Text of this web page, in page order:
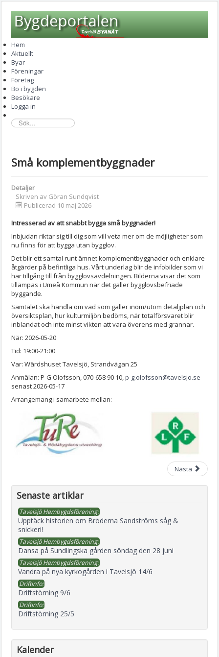
Hem
Aktuellt
Byar
Föreningar
Företag
Bo i bygden
Besökare
Logga in
sök...
Små komplementbyggnader
Detaljer
Skriven av Göran Sundqvist
Publicerad 10 maj 2026
Intresserad av att snabbt bygga små byggnader!
Inbjudan riktar sig till dig som vill veta mer om de möjligheter som
nu finns för att bygga utan bygglov.
Det blir ett samtal runt ämnet komplementbyggnader och enklare
åtgärder på befintliga hus. Vårt underlag blir de infobilder som vi
har tillgång till från bygglovsavdelningen. Bilderna visar det som
tillämpas i Umeå Kommun när det gäller bygglovsbefriade
byggande.
Samtalet ska handla om vad som gäller inom/utom detaljplan och
översiktsplan, hur kulturmiljön bedöms, när totalförsvaret blir
inblandat och inte minst vikten att vara överens med grannar.
När: 2026-05-20
Tid: 19:00-21:00
Var: Wärdshuset Tavelsjö, Strandvägan 25
Anmälan: P-G Olofsson, 070-658 90 10, p-g.olofsson@tavelsjo.se
senast 2026-05-17
Arrangemang i samarbete mellan:
Nästa
Senaste artiklar
Tavelsjö Hembygdsförening:
Upptäck historien om Bröderna Sandströms såg &
snickeri!
Tavelsjö Hembygdsförening:
Dansa på Sundlingska gården söndag den 28 juni
Tavelsjö Hembygdsförening:
Vandra på nya kyrkogården i Tavelsjö 14/6
Driftinfo:
Driftstörning 9/6
Driftinfo:
Driftstörning 25/5
Kalender